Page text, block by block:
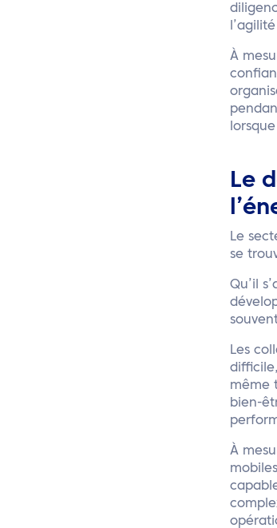
À
Le
Le
se
Qu’il
Les
même
bien-
À